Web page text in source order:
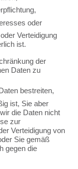
oder
Verteidigung
ist.
der
Daten zu
bestreiten,
ist, Sie aber
die Daten nicht
zur
Verteidigung von
Sie gemäß
gegen die